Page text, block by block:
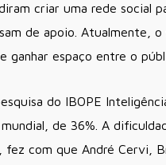
criar uma rede social
de apoio. Atualmente,
ganhar espaço entre o
do IBOPE
de 36%. A
fez com que André Cervi,